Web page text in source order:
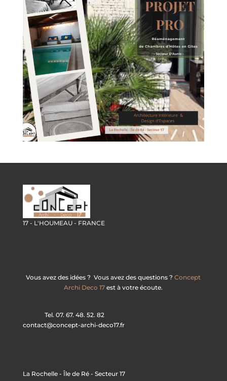
17 - L'HOUMEAU - FRANCE
Vous avez des idées ? Vous avez des questions ?Concept
Archi Deco 17 est à votre écoute.
Tel. 07. 67. 48. 52. 82
contact@concept-archi-deco17.fr
La Rochelle - Île de Ré - Secteur 17